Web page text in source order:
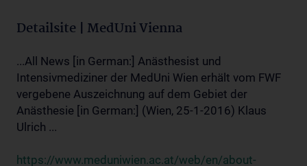
Detailsite | MedUni Vienna
...All News [in German:] Anästhesist und
Intensivmediziner der MedUni Wien erhält vom FWF
vergebene Auszeichnung auf dem Gebiet der
Anästhesie [in German:] (Wien, 25-1-2016) Klaus
Ulrich ...
https://www.meduniwien.ac.at/web/en/about-